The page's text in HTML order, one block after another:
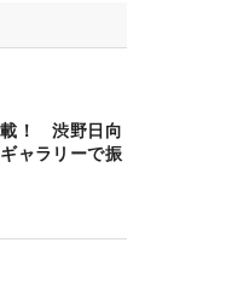
載！ 渋野日向
ャラリーで振